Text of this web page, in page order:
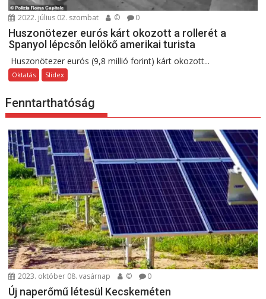
2022. július 02. szombat © 0
Huszonötezer eurós kárt okozott a rollerét a
Spanyol lépcsőn lelökő amerikai turista
Huszonötezer eurós (9,8 millió forint) kárt okozott...
Oktatás Slidex
Fenntarthatóság
2023. október 08. vasárnap © 0
Új naperőmű létesül Kecskeméten